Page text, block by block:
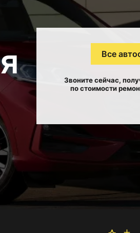
Все
Звоните сейчас,
по стоимости